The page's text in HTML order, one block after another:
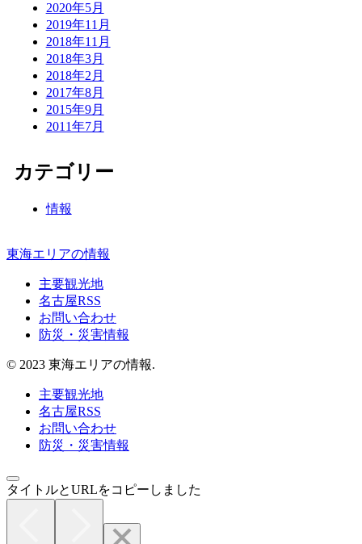
2020年5月
2019年11月
2018年11月
2018年3月
2018年2月
2017年8月
2015年9月
2011年7月
カテゴリー
情報
東海エリアの情報
主要観光地
名古屋RSS
お問い合わせ
防災・災害情報
© 2023 東海エリアの情報.
主要観光地
名古屋RSS
お問い合わせ
防災・災害情報
タイトルとURLをコピーしました